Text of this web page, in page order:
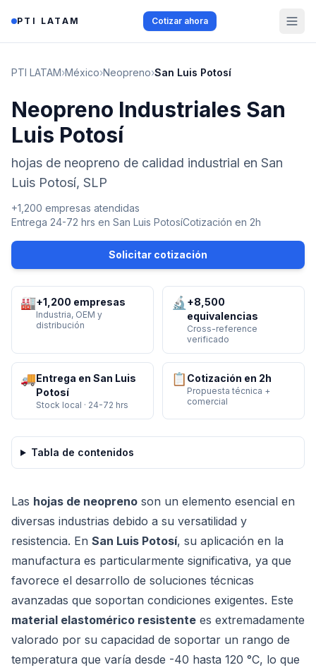
PTI LATAM Cotizar ahora
PTI LATAM›México›Neopreno›San Luis Potosí
Neopreno Industriales San
Luis Potosí
hojas de neopreno de calidad industrial en San
Luis Potosí, SLP
+1,200 empresas atendidas
Entrega 24-72 hrs en San Luis PotosíCotización en 2h
Solicitar cotización
🏭+1,200 empresas
Industria, OEM y
distribución
🔬 +8,500
equivalencias
Cross-reference
verificado
🚚Entrega en San Luis
Potosí
Stock local · 24-72 hrs
📋 Cotización en 2h
Propuesta técnica +
comercial
Tabla de contenidos
Las hojas de neopreno son un elemento esencial en
diversas industrias debido a su versatilidad y
resistencia. En San Luis Potosí, su aplicación en la
manufactura es particularmente significativa, ya que
favorece el desarrollo de soluciones técnicas
avanzadas que soportan condiciones exigentes. Este
material elastomérico resistente es extremadamente
valorado por su capacidad de soportar un rango de
temperatura que varía desde -40 hasta 120 °C, lo que